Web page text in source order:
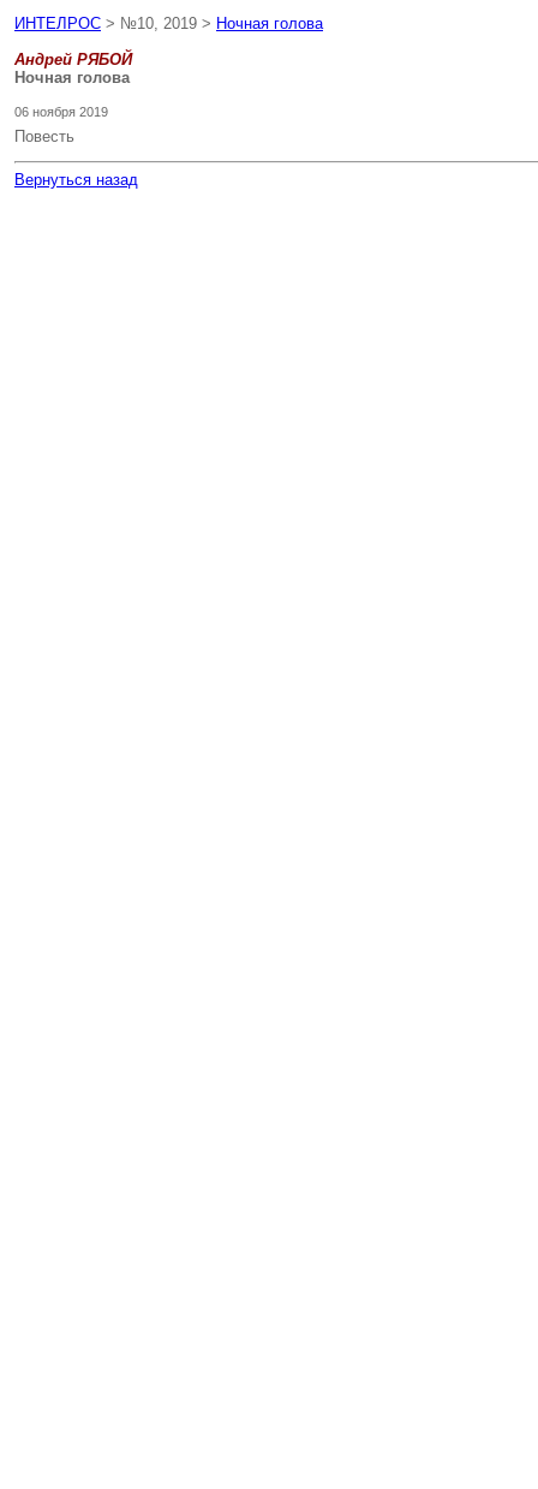
ИНТЕЛРОС > №10, 2019 > Ночная голова
Андрей РЯБОЙ
Ночная голова
06 ноября 2019
Повесть
Вернуться назад